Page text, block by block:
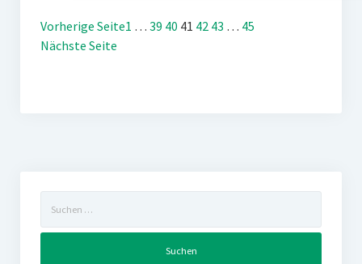
Vorherige Seite1 … 39 40 41 42 43 … 45
Nächste Seite
nach: